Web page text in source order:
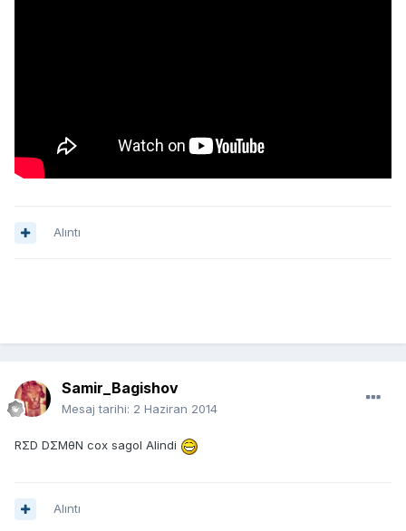
Alıntı
Samir_Bagishov
Mesaj tarihi: 2 Haziran 2014
RΣD DΣMθN cox sagol Alindi
Alıntı